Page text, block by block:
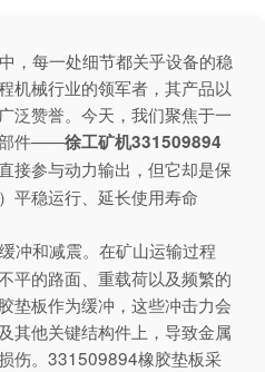
，每一处细节都关乎设备的稳
机械行业的领军者，其产品以
泛赞誉。今天，我们聚焦于一
部件——徐工矿机331509894
接参与动力输出，但它却是保
平稳运行、延长使用寿命
冲和减震。在矿山运输过程
平的路面、重载荷以及频繁的
垫板作为缓冲，这些冲击力会
其他关键结构件上，导致金属
伤。331509894橡胶垫板采